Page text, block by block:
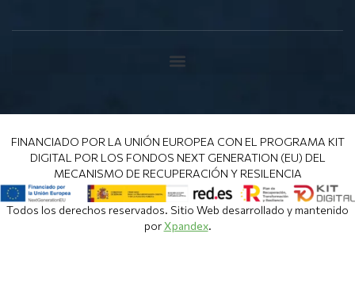
FINANCIADO POR LA UNIÓN EUROPEA CON EL PROGRAMA KIT
DIGITAL POR LOS FONDOS NEXT GENERATION (EU) DEL
MECANISMO DE RECUPERACIÓN Y RESILENCIA
Todos los derechos reservados. Sitio Web desarrollado y mantenido
porXpandex.